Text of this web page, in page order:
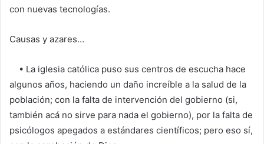
con nuevas tecnologías.
Causas y azares…
• La iglesia católica puso sus centros de escucha hace
algunos años, haciendo un daño increíble a la salud de la
población; con la falta de intervención del gobierno (si,
también acá no sirve para nada el gobierno), por la falta de
psicólogos apegados a estándares científicos; pero eso sí,